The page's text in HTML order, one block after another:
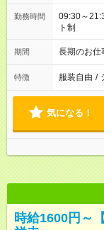
勤務時間
09:30～21:30 実働8時間／休憩1時間 営業時間に合
ト制
期間 長期のお仕
特徴 服装自由 /
気になる！
時給1600円～